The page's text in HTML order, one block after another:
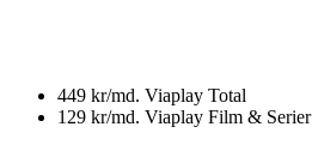
449 kr/md. Viaplay Total
129 kr/md. Viaplay Film & Serier